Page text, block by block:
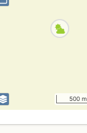
500 m